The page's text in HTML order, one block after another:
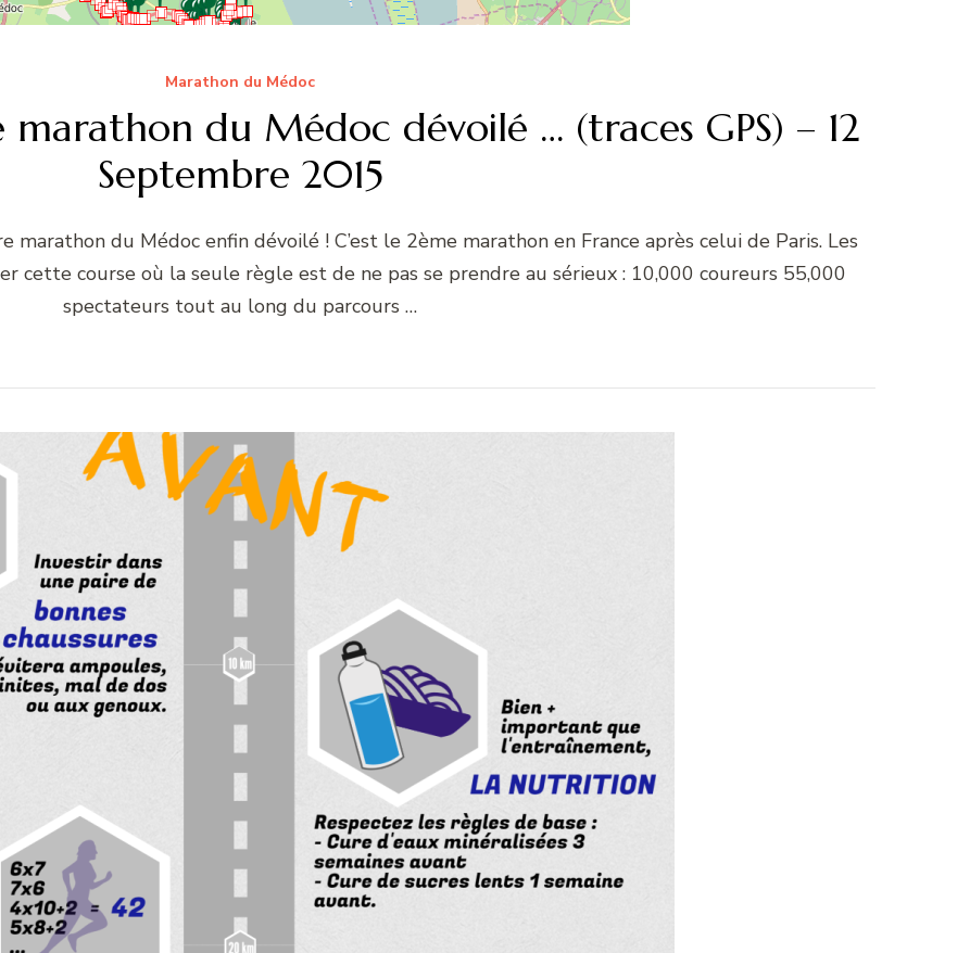
Marathon du Médoc
marathon du Médoc dévoilé … (traces GPS) – 12
Septembre 2015
du Médoc enfin dévoilé ! C’est le 2ème marathon en France après celui de Paris. Les
cette course où la seule règle est de ne pas se prendre au sérieux : 10,000 coureurs 55,000
spectateurs tout au long du parcours …